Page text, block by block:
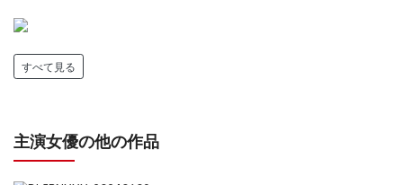
すべて見る
主演女優の他の作品